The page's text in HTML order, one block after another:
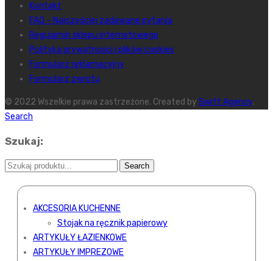
Kontakt
FAQ – Najczęściej zadawane pytania
Regulamin sklepu internetowego
Polityka prywatności i plików cookies
Formularz reklamacyjny
Formularz zwrotu
© 2022 Wszelkie prawa zastrzeżone. Created by Swift Agency.
Search
Szukaj:
AKCESORIA KUCHENNE
Stojak na ręcznik papierowy
ARTYKUŁY ŁAZIENKOWE
ARTYKUŁY IMPREZOWE